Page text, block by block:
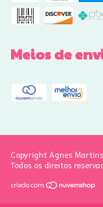
Meios de
Copyright Agnes
Todos os direitos